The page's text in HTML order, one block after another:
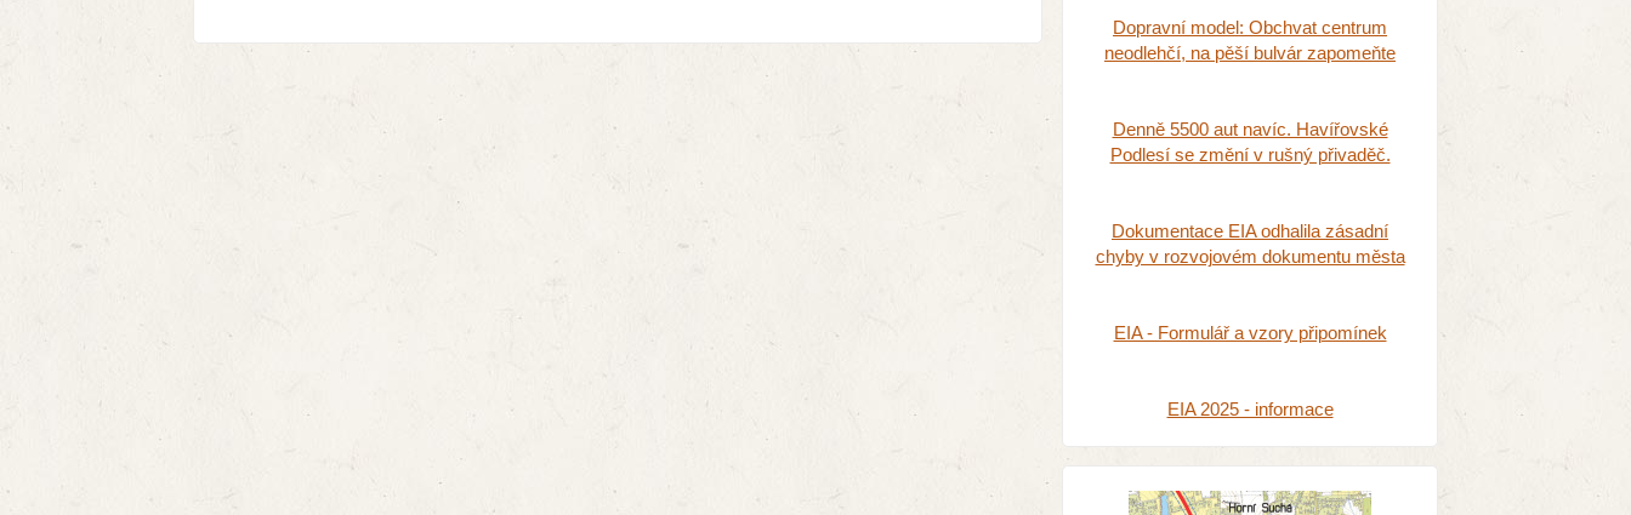
Dopravní model: Obchvat centrum
neodlehčí, na pěší bulvár zapomeňte
Denně 5500 aut navíc. Havířovské
Podlesí se změní v rušný přivaděč.
Dokumentace EIA odhalila zásadní
chyby v rozvojovém dokumentu města
EIA - Formulář a vzory připomínek
EIA 2025 - informace